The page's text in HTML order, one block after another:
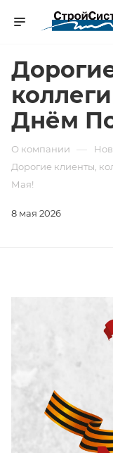
Днём
О компании —
Дорогие клиенты,
Мая!
8 мая 2026